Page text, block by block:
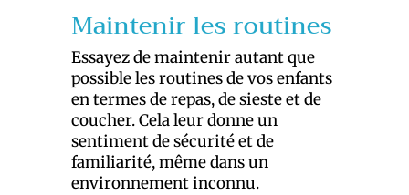
Maintenir les routines
Essayez de maintenir autant que
possible les routines de vos enfants
en termes de repas, de sieste et de
coucher. Cela leur donne un
sentiment de sécurité et de
familiarité, même dans un
environnement inconnu.